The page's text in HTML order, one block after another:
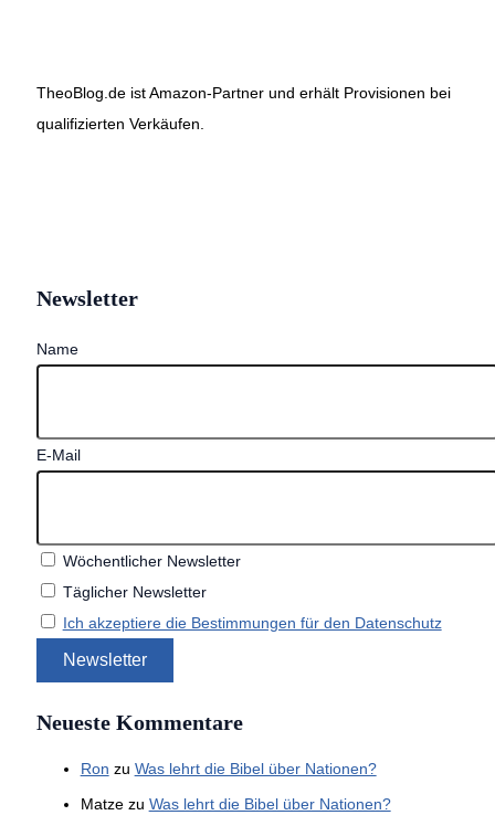
TheoBlog.de ist Amazon-Partner und erhält Provisionen bei
qualifizierten Verkäufen.
Newsletter
Name
E-Mail
Wöchentlicher Newsletter
Täglicher Newsletter
Ich akzeptiere die Bestimmungen für den Datenschutz
Neueste Kommentare
Ron zu Was lehrt die Bibel über Nationen?
Matzezu Was lehrt die Bibel über Nationen?